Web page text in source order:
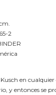
2
en
y entonces se